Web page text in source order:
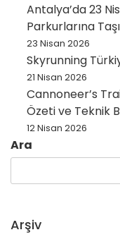
Antalya’da 23
Parkurlarına
23 Nisan 2026
Skyrunning
21 Nisan 2026
Cannoneer’s
Özeti ve Teknik
12 Nisan 2026
Ara
Arşiv